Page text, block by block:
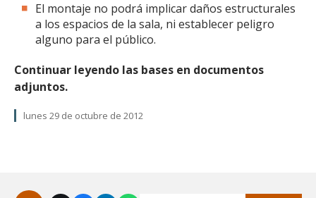
El montaje no podrá implicar daños estructurales
a los espacios de la sala, ni establecer peligro
alguno para el público.
Continuar leyendo las bases en documentos
adjuntos.
lunes 29 de octubre de 2012